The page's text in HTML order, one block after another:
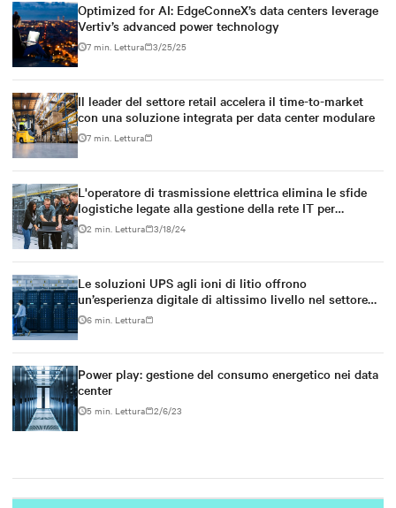
Optimized for AI: EdgeConneX’s data centers leverage
Vertiv’s advanced power technology
7 min. Lettura 3/25/25
Il leader del settore retail accelera il time-to-market
con una soluzione integrata per data center modulare
7 min. Lettura
L'operatore di trasmissione elettrica elimina le sfide
logistiche legate alla gestione della rete IT per
migliorare la continuità operativa
2 min. Lettura 3/18/24
Le soluzioni UPS agli ioni di litio offrono
un’esperienza digitale di altissimo livello nel settore
sanitario
6 min. Lettura
Power play: gestione del consumo energetico nei data
center
5 min. Lettura 2/6/23